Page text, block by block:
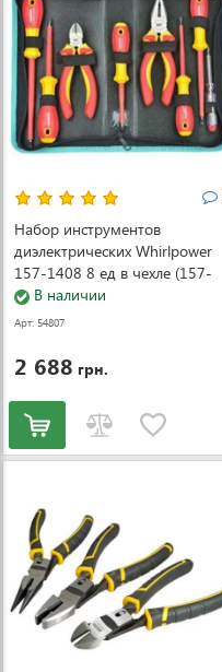
Набор инструментов
диэлектрических Whirlpower
157-1408 8 ед в чехле (157-
1408)В наличии
Арт: 54807
2 688 грн.